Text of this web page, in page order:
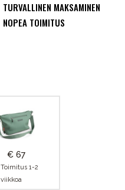
TURVALLINEN MAKSAMINEN
NOPEA TOIMITUS
€ 67
Toimitus 1-2
viikkoa